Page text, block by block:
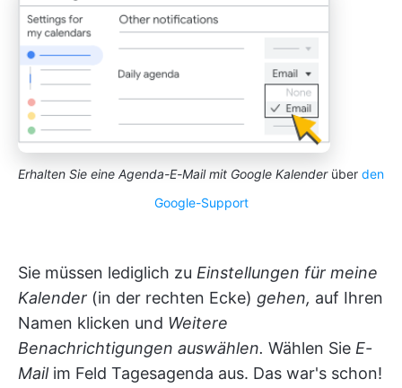
Erhalten Sie eine Agenda-E-Mail mit Google Kalenderüber den
Google-Support
Sie müssen lediglich zu Einstellungen für meine
Kalender (in der rechten Ecke) gehen, auf Ihren
Namen klicken und Weitere
Benachrichtigungen auswählen. Wählen Sie E-
Mail im Feld Tagesagenda aus. Das war's schon!